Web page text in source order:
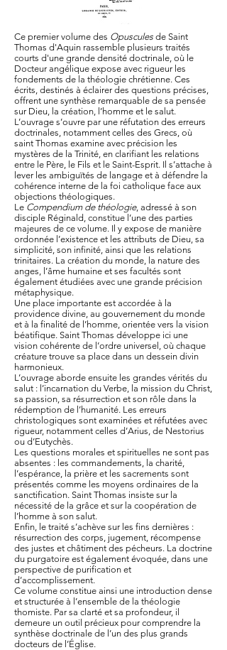
Ce premier volume des Opuscules de Saint
Thomas d'Aquin rassemble plusieurs traités
courts d'une grande densité doctrinale, où le
Docteur angélique expose avec rigueur les
fondements de la théologie chrétienne. Ces
écrits, destinés à éclairer des questions précises,
offrent une synthèse remarquable de sa pensée
sur Dieu, la création, l’homme et le salut.
L’ouvrage s’ouvre par une réfutation des erreurs
doctrinales, notamment celles des Grecs, où
saint Thomas examine avec précision les
mystères de la Trinité, en clarifiant les relations
entre le Père, le Fils et le Saint-Esprit. Il s’attache à
lever les ambiguïtés de langage et à défendre la
cohérence interne de la foi catholique face aux
objections théologiques.
Le Compendium de théologie, adressé à son
disciple Réginald, constitue l’une des parties
majeures de ce volume. Il y expose de manière
ordonnée l’existence et les attributs de Dieu, sa
simplicité, son infinité, ainsi que les relations
trinitaires. La création du monde, la nature des
anges, l’âme humaine et ses facultés sont
également étudiées avec une grande précision
métaphysique.
Une place importante est accordée à la
providence divine, au gouvernement du monde
et à la finalité de l’homme, orientée vers la vision
béatifique. Saint Thomas développe ici une
vision cohérente de l’ordre universel, où chaque
créature trouve sa place dans un dessein divin
harmonieux.
L’ouvrage aborde ensuite les grandes vérités du
salut : l’incarnation du Verbe, la mission du Christ,
sa passion, sa résurrection et son rôle dans la
rédemption de l’humanité. Les erreurs
christologiques sont examinées et réfutées avec
rigueur, notamment celles d’Arius, de Nestorius
ou d’Eutychès.
Les questions morales et spirituelles ne sont pas
absentes : les commandements, la charité,
l’espérance, la prière et les sacrements sont
présentés comme les moyens ordinaires de la
sanctification. Saint Thomas insiste sur la
nécessité de la grâce et sur la coopération de
l’homme à son salut.
Enfin, le traité s’achève sur les fins dernières :
résurrection des corps, jugement, récompense
des justes et châtiment des pécheurs. La doctrine
du purgatoire est également évoquée, dans une
perspective de purification et
d’accomplissement.
Ce volume constitue ainsi une introduction dense
et structurée à l’ensemble de la théologie
thomiste. Par sa clarté et sa profondeur, il
demeure un outil précieux pour comprendre la
synthèse doctrinale de l’un des plus grands
docteurs de l’Église.